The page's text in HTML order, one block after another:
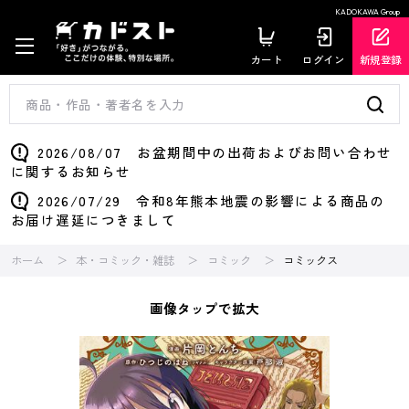
KADOKAWA Group
カート ログイン 新規登録
2026/08/07 お盆期間中の出荷およびお問い合わせ
に関するお知らせ
2026/07/29 令和8年熊本地震の影響による商品の
お届け遅延につきまして
ホーム 本・コミック・雑誌 コミック コミックス
画像タップで拡大